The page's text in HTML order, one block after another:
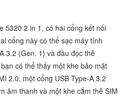
5320 2 in 1, có hai cổng kết nối
cổng này có thể sạc máy tính
3.2 (Gen. 1) và đầu đọc thẻ
có thể thấy một khe bảo mật
2.0, một cổng USB Type-A 3.2
âm thanh và một khe cắm thẻ SIM